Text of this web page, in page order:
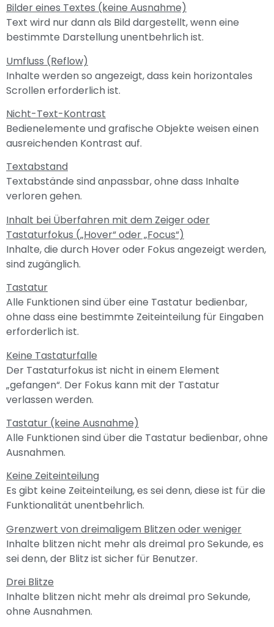
Bilder eines Textes (keine Ausnahme)
Text wird nur dann als Bild dargestellt, wenn eine
bestimmte Darstellung unentbehrlich ist.
Umfluss (Reflow)
Inhalte werden so angezeigt, dass kein horizontales
Scrollen erforderlich ist.
Nicht-Text-Kontrast
Bedienelemente und grafische Objekte weisen einen
ausreichenden Kontrast auf.
Textabstand
Textabstände sind anpassbar, ohne dass Inhalte
verloren gehen.
Inhalt bei Überfahren mit dem Zeiger oder
Tastaturfokus („Hover“ oder „Focus“)
Inhalte, die durch Hover oder Fokus angezeigt werden,
sind zugänglich.
Tastatur
Alle Funktionen sind über eine Tastatur bedienbar,
ohne dass eine bestimmte Zeiteinteilung für Eingaben
erforderlich ist.
Keine Tastaturfalle
Der Tastaturfokus ist nicht in einem Element
„gefangen“. Der Fokus kann mit der Tastatur
verlassen werden.
Tastatur (keine Ausnahme)
Alle Funktionen sind über die Tastatur bedienbar, ohne
Ausnahmen.
Keine Zeiteinteilung
Es gibt keine Zeiteinteilung, es sei denn, diese ist für die
Funktionalität unentbehrlich.
Grenzwert von dreimaligem Blitzen oder weniger
Inhalte blitzen nicht mehr als dreimal pro Sekunde, es
sei denn, der Blitz ist sicher für Benutzer.
Drei Blitze
Inhalte blitzen nicht mehr als dreimal pro Sekunde,
ohne Ausnahmen.